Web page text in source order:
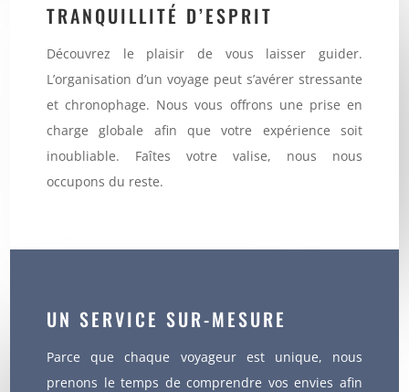
TRANQUILLITÉ D’ESPRIT
Découvrez le plaisir de vous laisser guider.
L’organisation d’un voyage peut s’avérer stressante
et chronophage. Nous vous offrons une prise en
charge globale afin que votre expérience soit
inoubliable. Faîtes votre valise, nous nous
occupons du reste.
UN SERVICE SUR-MESURE
Parce que chaque voyageur est unique, nous
prenons le temps de comprendre vos envies afin